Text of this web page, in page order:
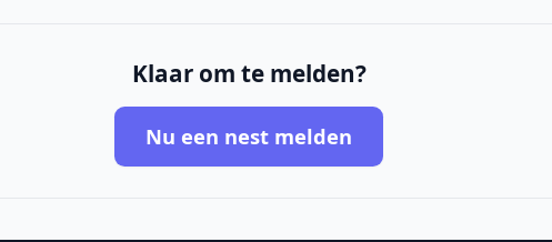
Klaar om te melden?
Nu een nest melden